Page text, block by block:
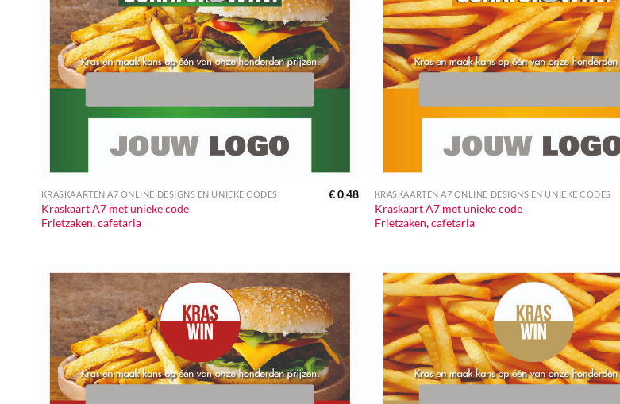
KRASKAARTEN A7 ONLINE DESIGNS EN UNIEKE CODES
Kraskaart A7 met unieke code
Frietzaken, cafetaria
€0,48 KRASKAARTEN A7 ONLINE DESIGNS EN UNIEKE CODES
Kraskaart A7 met unieke code
Frietzaken, cafetaria